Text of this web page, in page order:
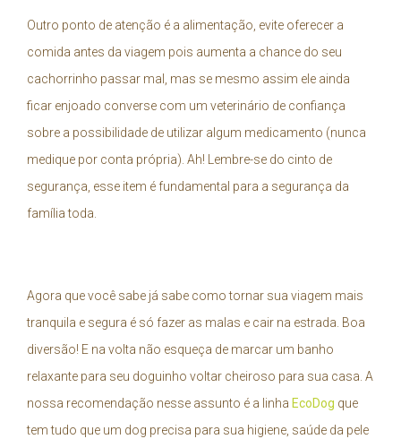
Outro ponto de atenção é a alimentação, evite oferecer a
comida antes da viagem pois aumenta a chance do seu
cachorrinho passar mal, mas se mesmo assim ele ainda
ficar enjoado converse com um veterinário de confiança
sobre a possibilidade de utilizar algum medicamento (nunca
medique por conta própria). Ah! Lembre-se do cinto de
segurança, esse item é fundamental para a segurança da
família toda.
Agora que você sabe já sabe como tornar sua viagem mais
tranquila e segura é só fazer as malas e cair na estrada. Boa
diversão! E na volta não esqueça de marcar um banho
relaxante para seu doguinho voltar cheiroso para sua casa. A
nossa recomendação nesse assunto é a linha EcoDog que
tem tudo que um dog precisa para sua higiene, saúde da pele